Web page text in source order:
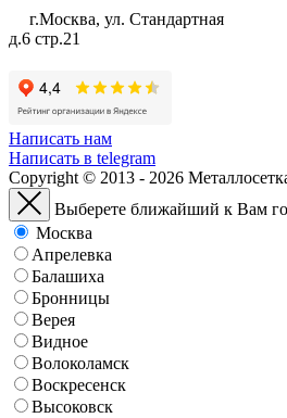
г.Москва, ул. Стандартная
д.6 стр.21
Написать нам
Написать в telegram
Copyright © 2013 - 2026
Выберете ближайший к Вам
Москва
Апрелевка
Балашиха
Бронницы
Верея
Видное
Волоколамск
Воскресенск
Высоковск